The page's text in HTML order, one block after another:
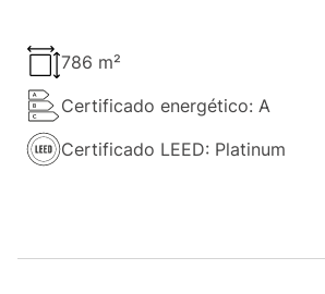
786 m²
Certificado energético: A
Certificado LEED: Platinum